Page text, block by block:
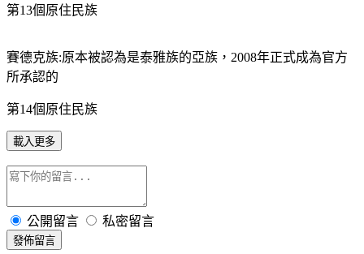
第13個原住民族
賽德克族:原本被認為是泰雅族的亞族，2008年正式成為官方
所承認的
第14個原住民族
載入更多
公開留言 私密留言
發佈留言